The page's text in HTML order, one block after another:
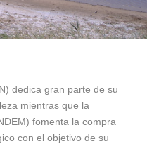
dedica gran parte de su
mientras que la
fomenta la compra
con el objetivo de su